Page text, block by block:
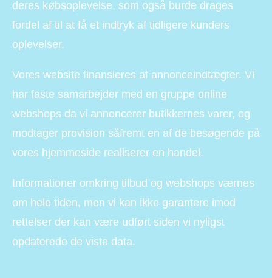
deres købsoplevelse, som også burde drages
fordel af til at få et indtryk af tidligere kunders
oplevelser.
Vores website finansieres af annonceindtægter. Vi
har faste samarbejder med en gruppe online
webshops da vi annoncerer butikkernes varer, og
modtager provision såfremt en af de besøgende på
vores hjemmeside realiserer en handel.
Informationer omkring tilbud og webshops værnes
om hele tiden, men vi kan ikke garantere imod
rettelser der kan være udført siden vi nyligst
opdaterede de viste data.